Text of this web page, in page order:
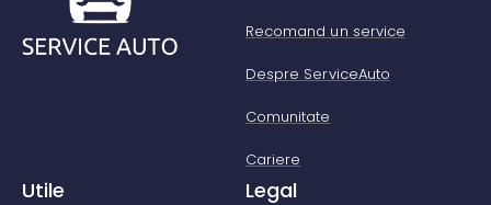
Recomand un service
Despre ServiceAuto
Comunitate
Cariere
Utile Legal